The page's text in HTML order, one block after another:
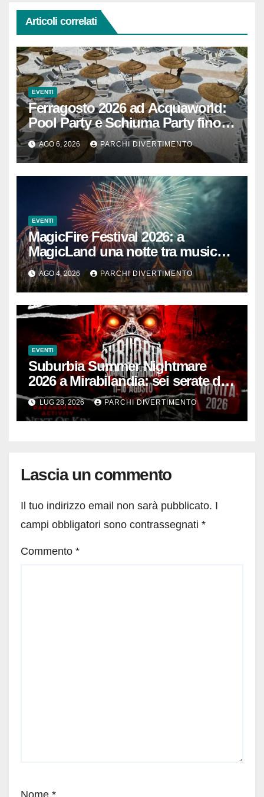
Articoli correlati
EVENTI
Ferragosto 2026 ad Acquaworld:
Pool Party e Schiuma Party fino a
mezzanotte
AGO 6, 2026 PARCHI DIVERTIMENTO
EVENTI
MagicFire Festival 2026: a
MagicLand una notte tra musica,
fuochi d’artificio e attrazioni
AGO 4, 2026 PARCHI DIVERTIMENTO
EVENTI
Suburbia Summer Nightmare
2026 a Mirabilandia: sei serate da
brivido
LUG 28, 2026 PARCHI DIVERTIMENTO
Lascia un commento
Il tuo indirizzo email non sarà pubblicato. I
campi obbligatori sono contrassegnati *
Commento *